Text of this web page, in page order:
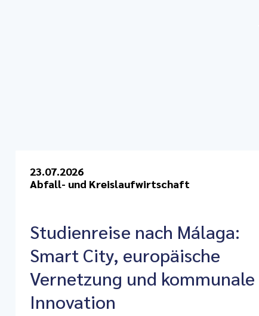
23.07.2026
Abfall- und Kreislaufwirtschaft
Studienreise nach Málaga:
Smart City, europäische
Vernetzung und kommunale
Innovation